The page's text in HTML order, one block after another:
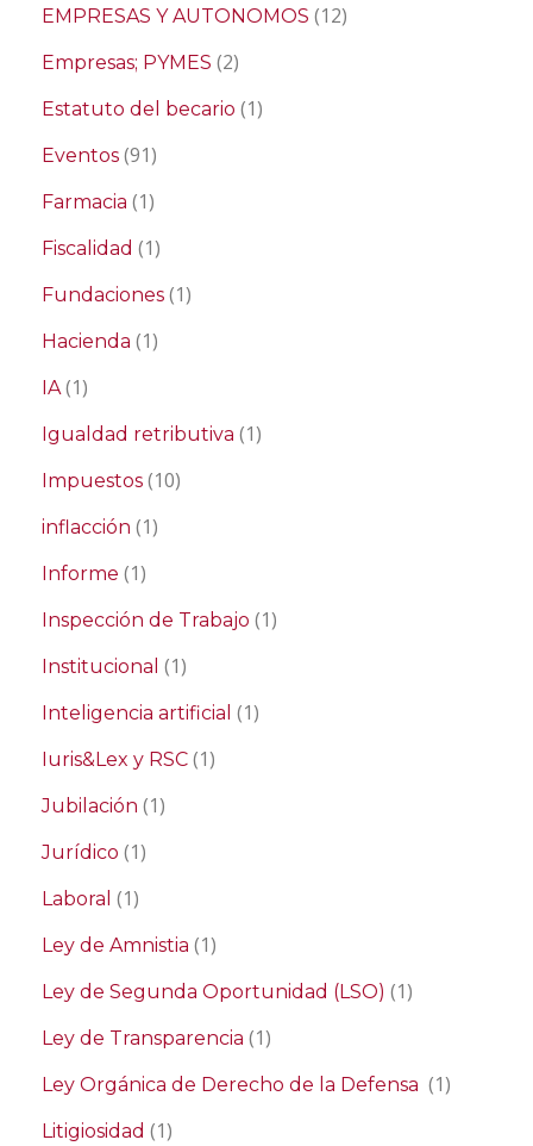
EMPRESAS Y AUTONOMOS (12)
Empresas; PYMES (2)
Estatuto del becario (1)
Eventos (91)
Farmacia (1)
Fiscalidad (1)
Fundaciones (1)
Hacienda (1)
IA(1)
Igualdad retributiva (1)
Impuestos (10)
inflacción (1)
Informe (1)
Inspección de Trabajo (1)
Institucional (1)
Inteligencia artificial (1)
Iuris&Lex y RSC (1)
Jubilación (1)
Jurídico (1)
Laboral (1)
Ley de Amnistia (1)
Ley de Segunda Oportunidad (LSO) (1)
Ley de Transparencia (1)
Ley Orgánica de Derecho de la Defensa (1)
Litigiosidad (1)